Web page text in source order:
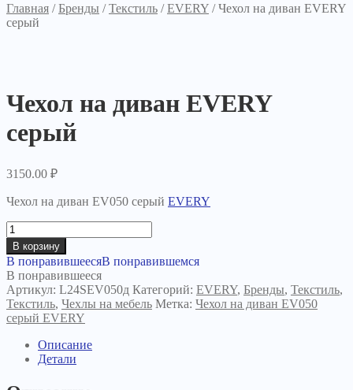
Главная /Бренды /Текстиль /EVERY /Чехол на диван EVERY
серый
Чехол на диван EVERY
серый
3150.00 ₽
Чехол на диван EV050 серый EVERY
Количество
товара
Чехол
на
диван
EVERY
серый
В корзину
В понравившеесяВ понравившемся
В понравившееся
Артикул: L24SEV050д Категорий: EVERY, Бренды, Текстиль,
Текстиль, Чехлы на мебель Метка: Чехол на диван EV050
серый EVERY
Описание
Детали